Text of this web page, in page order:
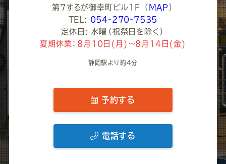
第7するが御幸町ビル1F
（ MAP ）
TEL: 054-270-7535
定休日: 水曜（祝祭日を除く）
夏期休業：8月10日(月)～8月14日(金)
静岡駅より約4分
予約する
電話する